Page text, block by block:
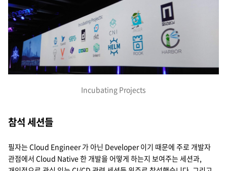
Incubating Projects
참석 세션들
필자는 Cloud Engineer 가 아닌 Developer 이기 때문에 주로 개발자
관점에서 Cloud Native 한 개발을 어떻게 하는지 보여주는 세션과,